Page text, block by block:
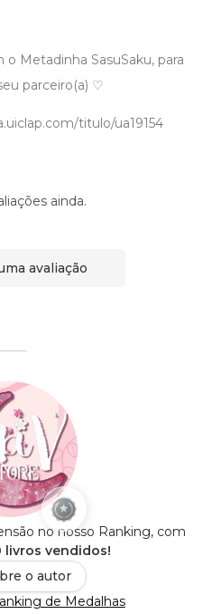
Metadinha SasuSaku, para
parceiro(a) ♡
titulo/ua19154
ainda.
avaliação
no nosso Ranking, com
livros vendidos!
o autor
de Medalhas